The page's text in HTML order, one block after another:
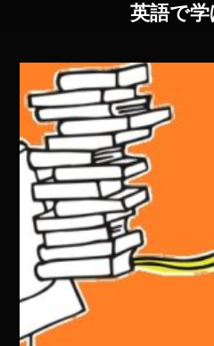
英語で学